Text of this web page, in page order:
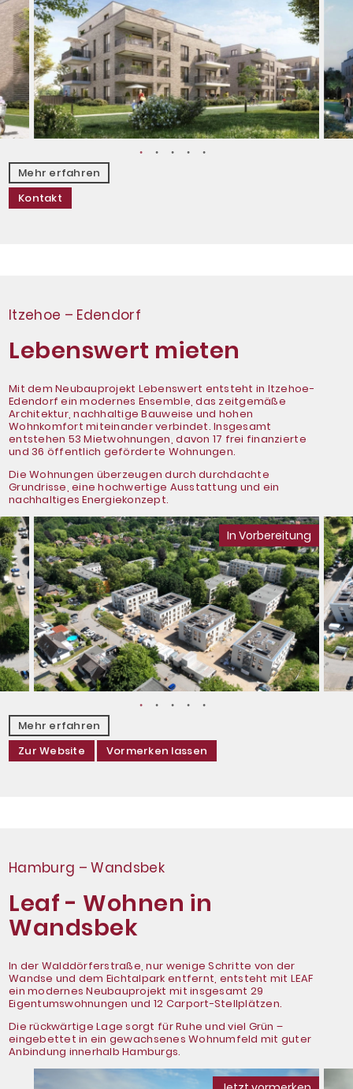
Mehr erfahren
Kontakt
Itzehoe – Edendorf
Lebenswert mieten
Mit dem Neubauprojekt Lebenswert entsteht in Itzehoe-
Edendorf ein modernes Ensemble, das zeitgemäße
Architektur, nachhaltige Bauweise und hohen
Wohnkomfort miteinander verbindet. Insgesamt
entstehen 53 Mietwohnungen, davon 17 frei finanzierte
und 36 öffentlich geförderte Wohnungen.
Die Wohnungen überzeugen durch durchdachte
Grundrisse, eine hochwertige Ausstattung und ein
nachhaltiges Energiekonzept.
In Vorbereitung
Mehr erfahren
Zur Website
Vormerken lassen
Hamburg – Wandsbek
Leaf - Wohnen in
Wandsbek
In der Walddörferstraße, nur wenige Schritte von der
Wandse und dem Eichtalpark entfernt, entsteht mit LEAF
ein modernes Neubauprojekt mit insgesamt 29
Eigentumswohnungen und 12 Carport-Stellplätzen.
Die rückwärtige Lage sorgt für Ruhe und viel Grün –
eingebettet in ein gewachsenes Wohnumfeld mit guter
Anbindung innerhalb Hamburgs.
Jetzt Immobilie bewerten lassen